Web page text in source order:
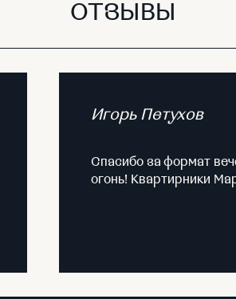
ОТЗЫВЫ
Игорь Петухов
Спасибо за формат
огонь! Квартирники